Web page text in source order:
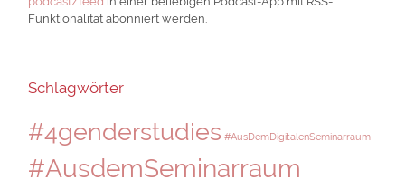
Funktionalität abonniert werden.
Schlagwörter
#4genderstudies #AusDemDigitalenSeminarraum
#AusdemSeminarraum